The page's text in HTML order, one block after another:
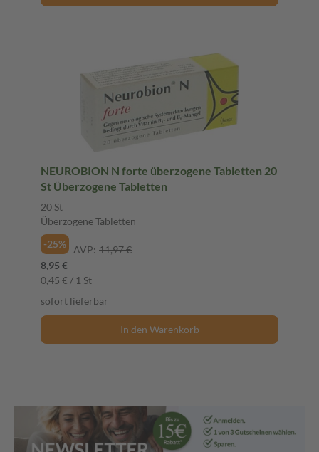
NEUROBION N forte überzogene Tabletten 20
St Überzogene Tabletten
20 St
Überzogene Tabletten
-25%
AVP: 11,97 €
8,95 €
0,45 € / 1 St
sofort lieferbar
In den Warenkorb